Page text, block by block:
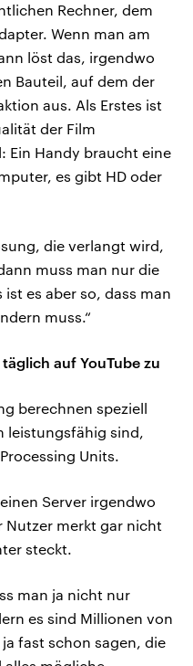
Rechner, dem
Wenn man am
löst das, irgendwo
Bauteil, auf dem der
aus. Als Erstes ist
der Film
Ein Handy braucht eine
es gibt HD oder
die verlangt wird,
muss man nur die
es aber so, dass man
muss.“
auf YouTube zu
berechnen speziell
leistungsfähig sind,
Units.
Server irgendwo
Nutzer merkt gar nicht
steckt.
man ja nicht nur
es sind Millionen von
fast schon sagen, die